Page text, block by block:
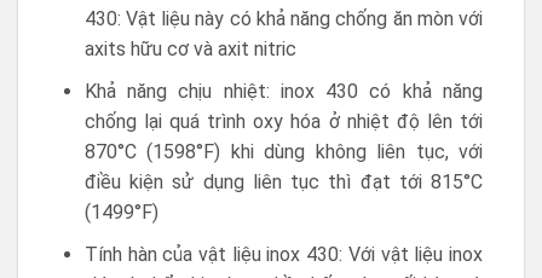
430: Vật liệu này có khả năng chống ăn mòn với
axits hữu cơ và axit nitric
Khả năng chịu nhiệt: inox 430 có khả năng
chống lại quá trình oxy hóa ở nhiệt độ lên tới
870°C (1598°F) khi dùng không liên tục, với
điều kiện sử dụng liên tục thì đạt tới 815°C
(1499°F)
Tính hàn của vật liệu inox 430: Với vật liệu inox